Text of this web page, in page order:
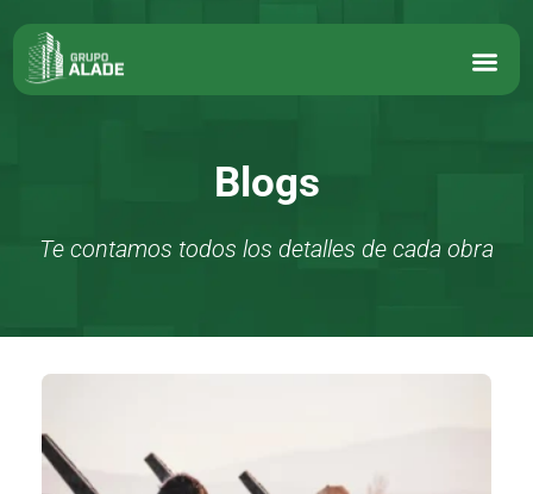
Blogs
Te contamos todos los detalles de cada obra